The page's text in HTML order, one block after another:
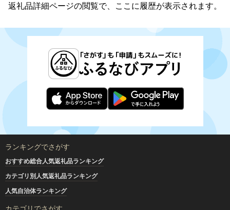
返礼品詳細ページの閲覧で、ここに履歴が表示されます。
ランキングでさがす
おすすめ総合人気返礼品ランキング
カテゴリ別人気返礼品ランキング
人気自治体ランキング